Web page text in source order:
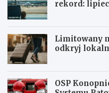
rekord: lipiec
Limitowany
odkryj
OSP